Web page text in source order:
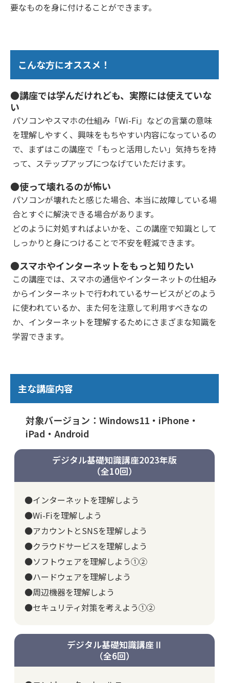
要なものを身に付けることができます。
こんな方にオススメ！
●講座では学んだけれども、実際には使えていな
い
パソコンやスマホの仕組み「Wi-Fi」などの言葉の意味
を理解しやすく、興味をもちやすい内容になっているの
で、まずはこの講座で「もっと活用したい」気持ちを持
って、ステップアップにつなげていただけます。
●使って壊れるのが怖い
パソコンが壊れたと感じた場合、本当に故障している場
合とすぐに解決できる場合があります。
どのように対処すればよいかを、この講座で知識として
しっかりと身につけることで不安を軽減できます。
●スマホやインターネットをもっと知りたい
この講座では、スマホの通信やインターネットの仕組み
からインターネットで行われているサービスがどのよう
に使われているか、また何を注意して利用すべきなの
か、インターネットを理解するためにさまざまな知識を
学習できます。
主な講座内容
対象バージョン：Windows11・iPhone・
iPad・Android
デジタル基礎知識講座2023年版
（全10回）
●インターネットを理解しよう
●Wi-Fiを理解しよう
●アカウントとSNSを理解しよう
●クラウドサービスを理解しよう
●ソフトウェアを理解しよう①②
●ハードウェアを理解しよう
●周辺機器を理解しよう
●セキュリティ対策を考えよう①②
デジタル基礎知識講座Ⅱ
（全6回）